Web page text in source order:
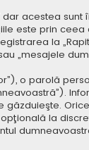
acestea
este prin ceea
la
„mesajele
o parolă
la